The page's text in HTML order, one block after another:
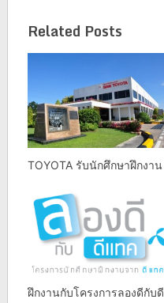
Related Posts
TOYOTA รับนักศึกษาฝึกงาน
ฝึกงานกับโครงการลองดีกับดี